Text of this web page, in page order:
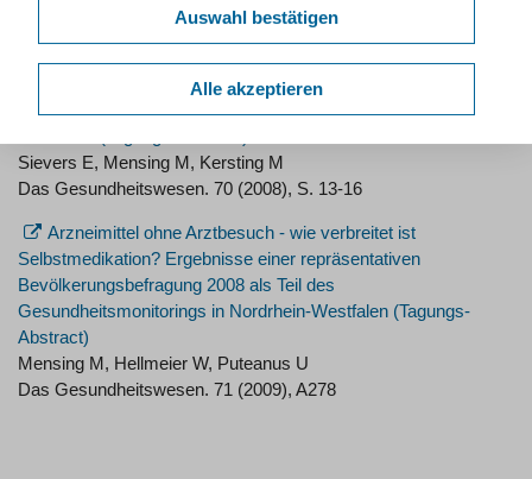
Bevölkerungssurvey 2008
LIGA.NRW: NRW kurz und informativ, April 2009
Die Einstellung der Bevölkerung zum Stillen und zur
Säuglingsernährung - Bevölkerungsbefragung in Nordrhein-
Sievers E, Mensing M, Kersting M
Das Gesundheitswesen. 70 (2008), S. 13-16
Arzneimittel ohne Arztbesuch - wie verbreitet ist
Selbstmedikation? Ergebnisse einer repräsentativen
Bevölkerungsbefragung 2008 als Teil des
Gesundheitsmonitorings in Nordrhein-Westfalen (Tagungs-
Abstract)
Mensing M, Hellmeier W, Puteanus U
Das Gesundheitswesen. 71 (2009), A278
Auswahl bestätigen
Alle akzeptieren